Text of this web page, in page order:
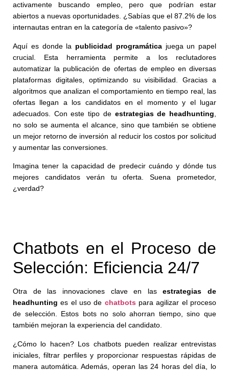
activamente buscando empleo, pero que podrían estar
abiertos a nuevas oportunidades. ¿Sabías que el 87.2% de los
internautas entran en la categoría de «talento pasivo»?
Aquí es donde la publicidad programáticajuega un papel
crucial. Esta herramienta permite a los reclutadores
automatizar la publicación de ofertas de empleo en diversas
plataformas digitales, optimizando su visibilidad. Gracias a
algoritmos que analizan el comportamiento en tiempo real, las
ofertas llegan a los candidatos en el momento y el lugar
adecuados. Con este tipo de estrategias de headhunting
no solo se aumenta el alcance, sino que también se obtiene
un mejor retorno de inversión al reducir los costos por solicitud
y aumentar las conversiones.
Imagina tener la capacidad de predecir cuándo y dónde tus
mejores candidatos verán tu oferta. Suena prometedor,
¿verdad?
Chatbots en el Proceso de
Selección: Eficiencia 24/7
Otra de las innovaciones clave en lasestrategias de
headhunting es el uso de chatbots para agilizar el proceso
de selección. Estos bots no solo ahorran tiempo, sino que
también mejoran la experiencia del candidato.
¿Cómo lo hacen? Los chatbots pueden realizar entrevistas
iniciales, filtrar perfiles y proporcionar respuestas rápidas de
manera automática. Además, operan las 24 horas del día, lo